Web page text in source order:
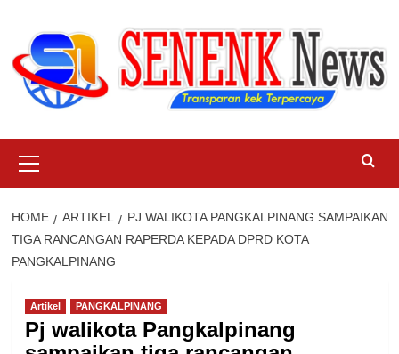
content
Menu
HOME ARTIKEL
PJ WALIKOTA PANGKALPINANG SAMPAIKAN
TIGA RANCANGAN RAPERDA KEPADA DPRD KOTA
PANGKALPINANG
Artikel PANGKALPINANG
Pj walikota Pangkalpinang